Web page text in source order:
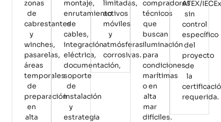
zonas
de
cabrestantes
y
winches,
pasarelas,
áreas
temporales
de
preparación
en
alta
montaje,
enrutamiento
de
cables,
integración
eléctrica,
documentación,
soporte
de
instalación
y
estrategia
limitadas,
activos
móviles
y
atmósferas
corrosivas.
compradores
técnicos
que
buscan
iluminación
para
condiciones
marítimas
o en
alta
mar
difíciles.
ATEX/IECEx
sin
control
específico
del
proyecto
de
la
requerida.